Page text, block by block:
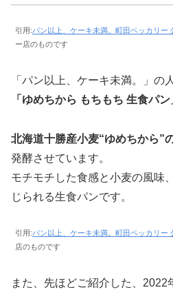
引用:パン以上、ケーキ未満。町田ベッカリー
ー店のものです
「パン以上、ケーキ未満。」の
「ゆめちから もちもち 生食パン
北海道十勝産小麦“ゆめちから”
発酵させています。
モチモチした食感と小麦の風味
じられる生食パンです。
引用:パン以上、ケーキ未満。町田ベッカリー
店のものです
また、先ほどご紹介した、2022